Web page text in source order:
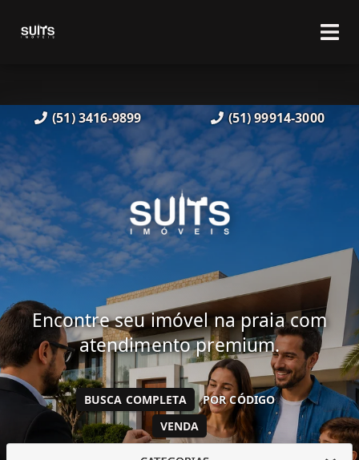
(51) 3416-9899 (51) 99914-3000
Encontre seu imóvel na praia com
atendimento premium.
VENDA
BUSCA COMPLETA POR CÓDIGO